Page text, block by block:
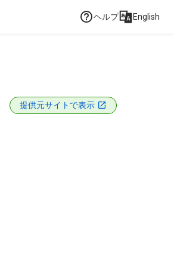
ヘルプ English
提供元サイトで表示